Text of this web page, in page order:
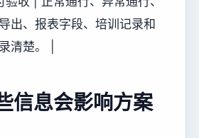
出、报表字段、培训记录和
清楚。 |
信息会影响方案